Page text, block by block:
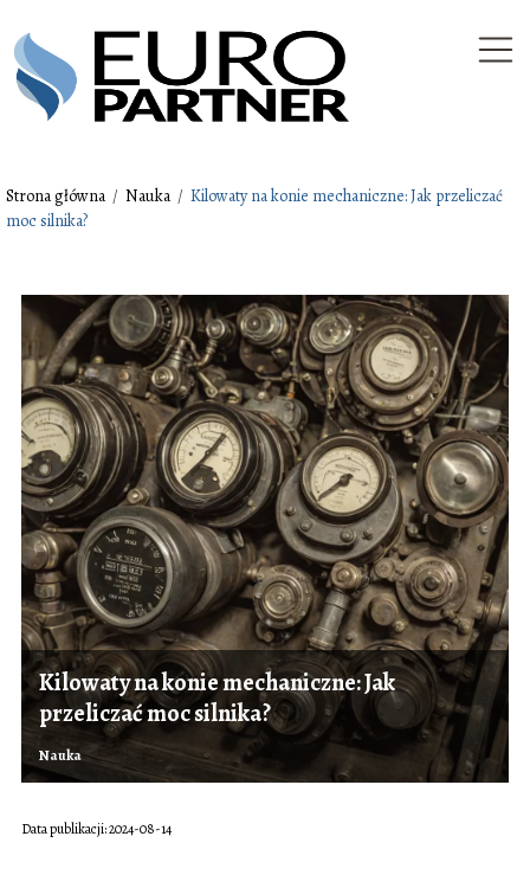
Strona główna / Nauka / Kilowaty na konie mechaniczne: Jak przeliczać
moc silnika?
Kilowaty na konie mechaniczne: Jak
przeliczać moc silnika?
Nauka
Data publikacji: 2024-08-14